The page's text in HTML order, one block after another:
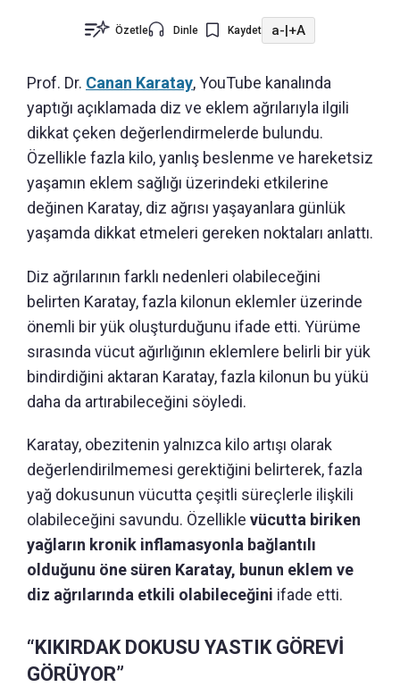
Özetle Dinle Kaydet a-|+A
Prof. Dr. Canan Karatay, YouTube kanalında
yaptığı açıklamada diz ve eklem ağrılarıyla ilgili
dikkat çeken değerlendirmelerde bulundu.
Özellikle fazla kilo, yanlış beslenme ve hareketsiz
yaşamın eklem sağlığı üzerindeki etkilerine
değinen Karatay, diz ağrısı yaşayanlara günlük
yaşamda dikkat etmeleri gereken noktaları anlattı.
Diz ağrılarının farklı nedenleri olabileceğini
belirten Karatay, fazla kilonun eklemler üzerinde
önemli bir yük oluşturduğunu ifade etti. Yürüme
sırasında vücut ağırlığının eklemlere belirli bir yük
bindirdiğini aktaran Karatay, fazla kilonun bu yükü
daha da artırabileceğini söyledi.
Karatay, obezitenin yalnızca kilo artışı olarak
değerlendirilmemesi gerektiğini belirterek, fazla
yağ dokusunun vücutta çeşitli süreçlerle ilişkili
olabileceğini savundu. Özellikle vücutta biriken
yağların kronik inflamasyonla bağlantılı
olduğunu öne süren Karatay, bunun eklem ve
diz ağrılarında etkili olabileceğini ifade etti.
“KIKIRDAK DOKUSU YASTIK GÖREVİ
GÖRÜYOR”